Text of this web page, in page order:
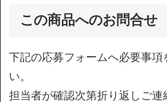
この商品へのお問合せ
下記の応募フォームへ必要事項
い。
担当者が確認次第折り返しご連